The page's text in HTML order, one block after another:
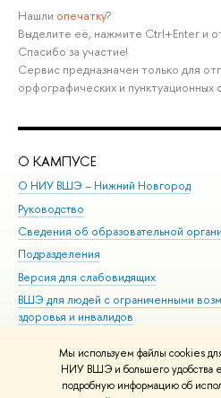
Мы используем файлы cookies
НИУ ВШЭ и большего удобства
подробную информацию об
Нашли опечатку?
Выделите её, нажмите Ctrl+Enter и
Спасибо за участие!
Сервис предназначен только для
орфографических и пунктуационных
О КАМПУСЕ
О НИУ ВШЭ – Нижний Новгород
Руководство
Сведения об образовательной
Подразделения
Версия для слабовидящих
ВШЭ для людей с ограниченными
здоровья и инвалидов